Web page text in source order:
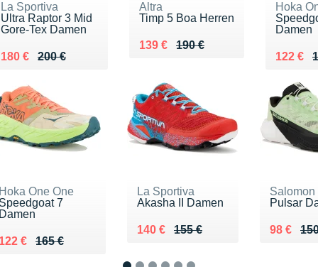
La Sportiva
Ultra Raptor 3 Mid
Gore-Tex Damen
200 €
Au lieu de 200 €
180 €
Vendu 180 €
Altra
Timp 5 Boa Herren
190 €
Au lieu de 190 €
139 €
Vendu 139 €
Hoka
Damen
Au lieu
122 €
Vendu
One One
7
165 €
lieu de 165 €
€ 122 €
La Sportiva
Akasha II Damen
155 €
Au lieu de 155 €
140 €
Vendu 140 €
Salomon
Pulsar
Au lieu
98 €
Vendu